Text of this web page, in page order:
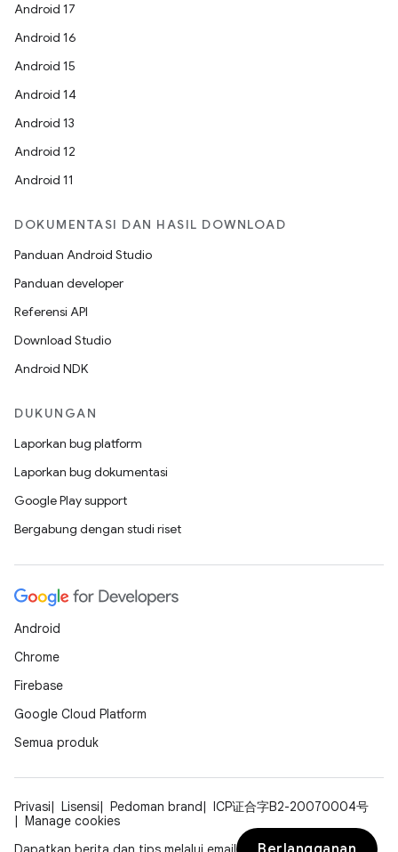
Android 17
Android 16
Android 15
Android 14
Android 13
Android 12
Android 11
DOKUMENTASI DAN HASIL DOWNLOAD
Panduan Android Studio
Panduan developer
Referensi API
Download Studio
Android NDK
DUKUNGAN
Laporkan bug platform
Laporkan bug dokumentasi
Google Play support
Bergabung dengan studi riset
Android
Chrome
Firebase
Google Cloud Platform
Semua produk
Privasi Lisensi Pedoman brand
ICP证合字B2-20070004号
Manage cookies